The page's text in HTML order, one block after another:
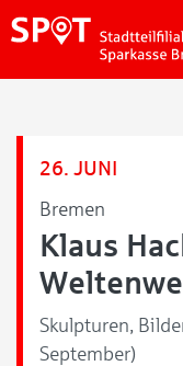
26. JUNI
Bremen
Klaus
Skulpturen,
September)